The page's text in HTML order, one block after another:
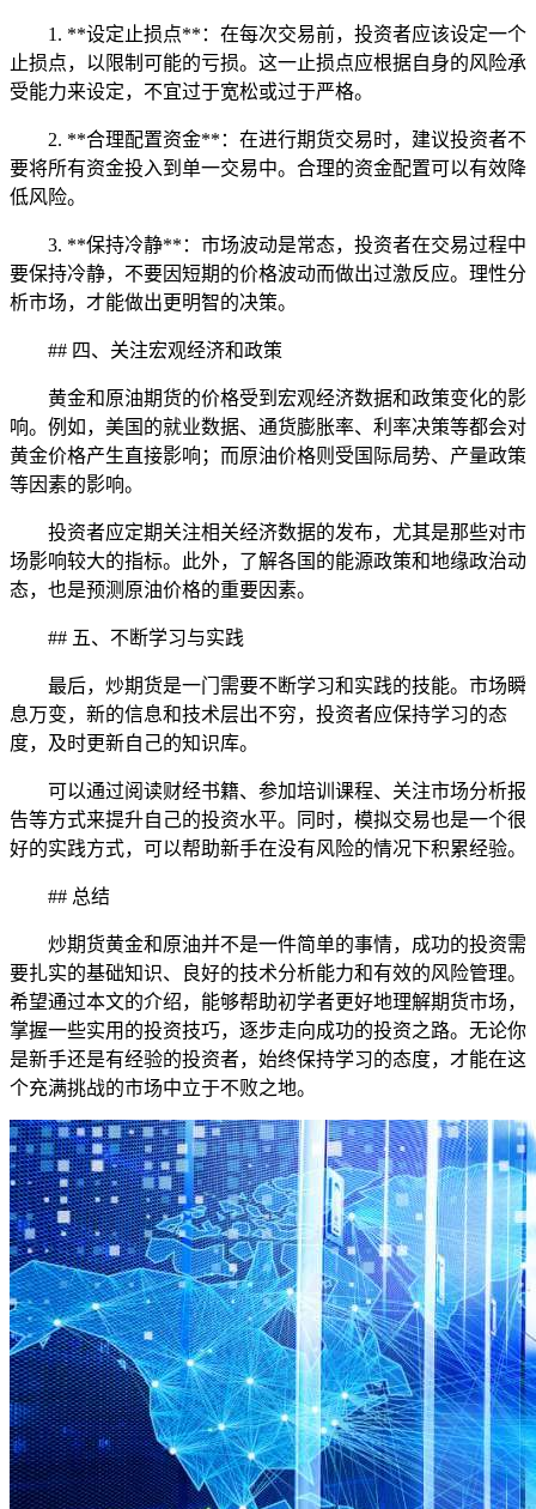
1. **设定止损点**：在每次交易前，投资者应该设定一个
止损点，以限制可能的亏损。这一止损点应根据自身的风险承
受能力来设定，不宜过于宽松或过于严格。
2. **合理配置资金**：在进行期货交易时，建议投资者不
要将所有资金投入到单一交易中。合理的资金配置可以有效降
低风险。
3. **保持冷静**：市场波动是常态，投资者在交易过程中
要保持冷静，不要因短期的价格波动而做出过激反应。理性分
析市场，才能做出更明智的决策。
## 四、关注宏观经济和政策
黄金和原油期货的价格受到宏观经济数据和政策变化的影
响。例如，美国的就业数据、通货膨胀率、利率决策等都会对
黄金价格产生直接影响；而原油价格则受国际局势、产量政策
等因素的影响。
投资者应定期关注相关经济数据的发布，尤其是那些对市
场影响较大的指标。此外，了解各国的能源政策和地缘政治动
态，也是预测原油价格的重要因素。
## 五、不断学习与实践
最后，炒期货是一门需要不断学习和实践的技能。市场瞬
息万变，新的信息和技术层出不穷，投资者应保持学习的态
度，及时更新自己的知识库。
可以通过阅读财经书籍、参加培训课程、关注市场分析报
告等方式来提升自己的投资水平。同时，模拟交易也是一个很
好的实践方式，可以帮助新手在没有风险的情况下积累经验。
## 总结
炒期货黄金和原油并不是一件简单的事情，成功的投资需
要扎实的基础知识、良好的技术分析能力和有效的风险管理。
希望通过本文的介绍，能够帮助初学者更好地理解期货市场，
掌握一些实用的投资技巧，逐步走向成功的投资之路。无论你
是新手还是有经验的投资者，始终保持学习的态度，才能在这
个充满挑战的市场中立于不败之地。